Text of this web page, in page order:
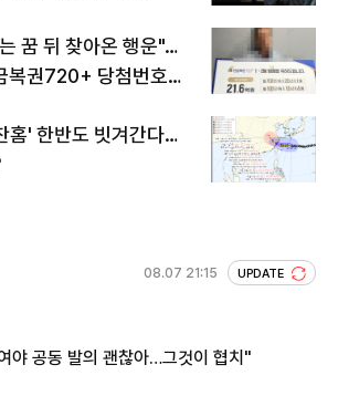
꿈 뒤 찾아온 행운"…
복권720+ 당첨번호조
홈' 한반도 빗겨간다…
08.07 21:15 UPDATE
야 공동 발의 괜찮아…그것이 협치"